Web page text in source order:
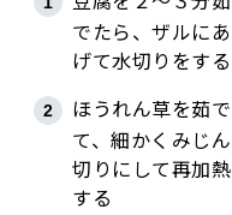
でたら、ザルにあ
げて水切りをする
ほうれん草を茹で
て、細かくみじん
切りにして再加熱
する